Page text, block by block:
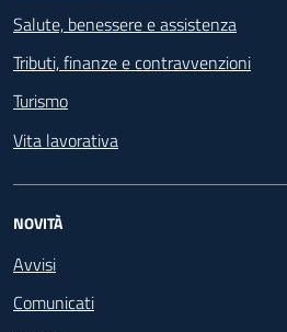
Salute, benessere e assistenza
Tributi, finanze e contravvenzioni
Turismo
Vita lavorativa
NOVITÀ
Avvisi
Comunicati